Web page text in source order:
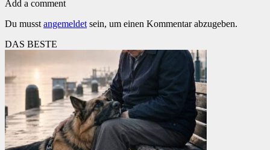
Add a comment
Du musst angemeldet sein, um einen Kommentar abzugeben.
DAS BESTE